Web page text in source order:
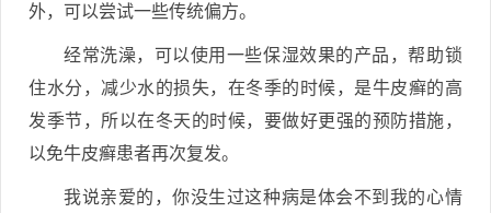
外，可以尝试一些传统偏方。
经常洗澡，可以使用一些保湿效果的产品，帮助锁
住水分，减少水的损失，在冬季的时候，是牛皮癣的高
发季节，所以在冬天的时候，要做好更强的预防措施，
以免牛皮癣患者再次复发。
我说亲爱的，你没生过这种病是体会不到我的心情